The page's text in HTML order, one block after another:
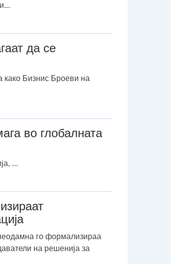
да се
како Бизнис Броеви на
во глобалната
...
го формализираа
на решенија за